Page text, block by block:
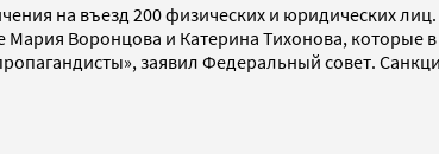
на въезд 200 физических и юридических
Воронцова и Катерина Тихонова, которые
заявил Федеральный совет.